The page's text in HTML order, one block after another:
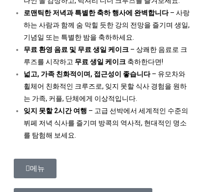
로맨틱한 저녁과 특별한 축하 행사에 완벽합니다– 사랑
하는 사람과 함께 숨 막힐 듯한 강의 전망을 즐기며 생일,
기념일 또는 특별한 밤을 축하하세요.
무료 환영 음료 및 무료 생일 케이크– 상쾌한 음료로 크
루즈를 시작하고 무료 생일 케이크축하한다면!
넓고, 가족 친화적이며, 접근성이 좋습니다– 유모차와
휠체어 친화적인 크루즈로, 잊지 못할 식사 경험을 원하
는 가족, 커플, 단체에게 이상적입니다.
잊지 못할 2시간 여행 – 고급 선박에서 세계적인 수준의
뷔페 저녁 식사를 즐기며 방콕의 역사적, 현대적인 명소
를 탐험해 보세요.
메뉴